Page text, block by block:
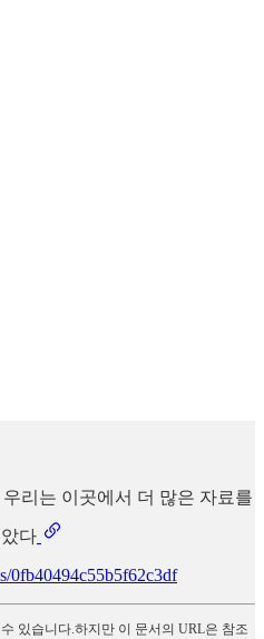
리는 이곳에서 더 많은 자료를
다
0fb40494c55b5f62c3df
있습니다.하지만 이 문서의 URL은 참조